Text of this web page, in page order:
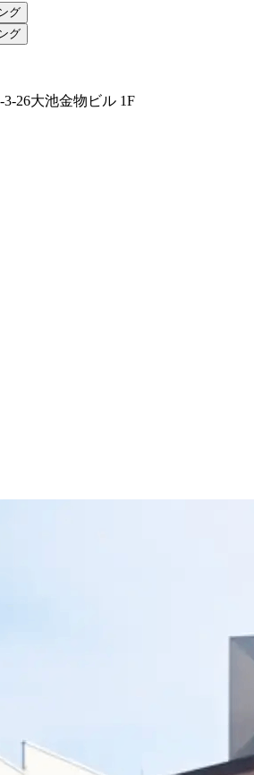
グ
グ
26大池金物ビル 1F